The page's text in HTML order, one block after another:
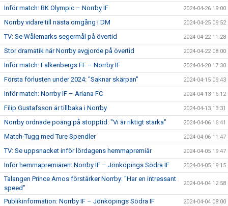
Inför match: BK Olympic – Norrby IF 2024-04-26 19:00
Norrby vidare till nästa omgång i DM 2024-04-25 09:52
TV: Se Wålemarks segermål på övertid 2024-04-22 11:28
Stor dramatik när Norrby avgjorde på övertid 2024-04-22 08:00
Inför match: Falkenbergs FF – Norrby IF 2024-04-20 17:30
Första förlusten under 2024: "Saknar skärpan" 2024-04-15 09:43
Inför match: Norrby IF – Ariana FC 2024-04-13 16:12
Filip Gustafsson är tillbaka i Norrby 2024-04-13 13:31
Norrby ordnade poäng på stopptid: "Vi är riktigt starka" 2024-04-06 16:41
Match-Tugg med Ture Spendler 2024-04-06 11:47
TV: Se uppsnacket inför lördagens hemmapremiär 2024-04-05 19:47
Inför hemmapremiären: Norrby IF – Jönköpings Södra IF 2024-04-05 19:15
Talangen Prince Amos förstärker Norrby: "Har en intressant
speed"
2024-04-04 12:58
Publikinformation: Norrby IF – Jönköpings Södra IF 2024-04-04 08:00